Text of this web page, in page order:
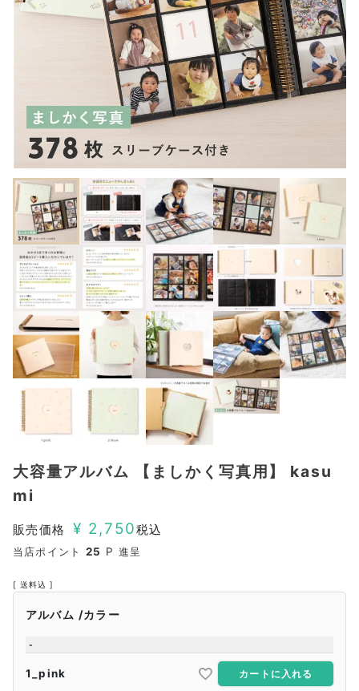
大容量アルバム 【ましかく写真用】 kasu
mi
販売価格 ¥ 2,750税込
当店ポイント 25 P 進呈
送料込
アルバム カラー
-
1_pink カートに入れる